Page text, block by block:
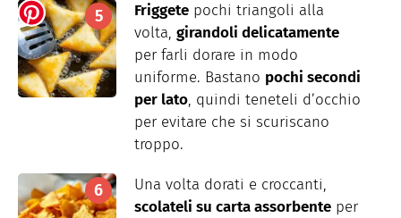
Friggete pochi triangoli alla
volta, girandoli delicatamente
per farli dorare in modo
uniforme. Bastano pochi secondi
per lato, quindi teneteli d’occhio
per evitare che si scuriscano
troppo.
Una volta dorati e croccanti,
scolateli su carta assorbente per